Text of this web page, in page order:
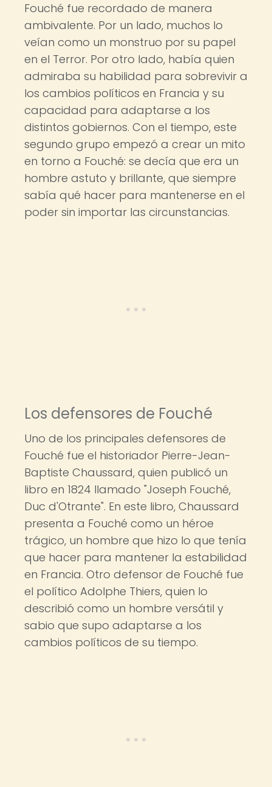
Fouché fue recordado de manera
ambivalente. Por un lado, muchos lo
veían como un monstruo por su papel
en el Terror. Por otro lado, había quien
admiraba su habilidad para sobrevivir a
los cambios políticos en Francia y su
capacidad para adaptarse a los
distintos gobiernos. Con el tiempo, este
segundo grupo empezó a crear un mito
en torno a Fouché: se decía que era un
hombre astuto y brillante, que siempre
sabía qué hacer para mantenerse en el
poder sin importar las circunstancias.
Los defensores de Fouché
Uno de los principales defensores de
Fouché fue el historiador Pierre-Jean-
Baptiste Chaussard, quien publicó un
libro en 1824 llamado "Joseph Fouché,
Duc d'Otrante". En este libro, Chaussard
presenta a Fouché como un héroe
trágico, un hombre que hizo lo que tenía
que hacer para mantener la estabilidad
en Francia. Otro defensor de Fouché fue
el político Adolphe Thiers, quien lo
describió como un hombre versátil y
sabio que supo adaptarse a los
cambios políticos de su tiempo.